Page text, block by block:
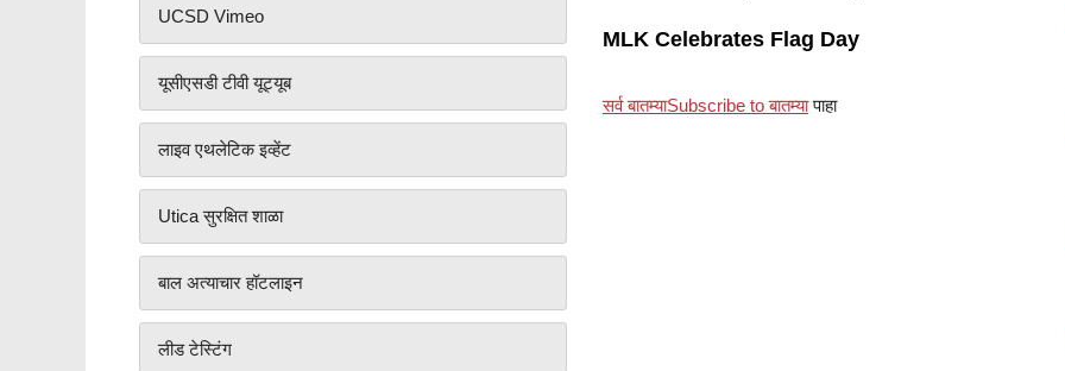
UCSD Vimeo
यूसीएसडी टीवी यूट्यूब
लाइव एथलेटिक इव्हेंट
Utica सुरक्षित शाळा
बाल अत्याचार हॉटलाइन
लीड टेस्टिंग
MLK Celebrates Flag Day
सर्व बातम्याSubscribe to बातम्यापाहा